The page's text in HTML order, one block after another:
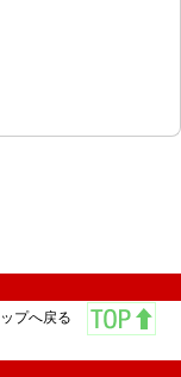
プへ戻る